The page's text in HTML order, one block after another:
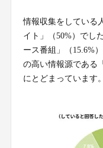
情報収集をしている
イト」（50%）でし
ース番組」（15.6%
の高い情報源である
にとどまっています。